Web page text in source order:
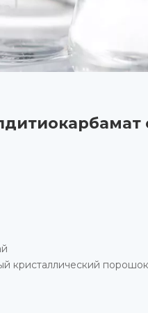
кристаллический